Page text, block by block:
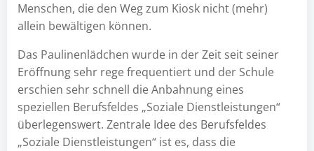
Menschen, die den Weg zum Kiosk nicht (mehr)
allein bewältigen können.
Das Paulinenlädchen wurde in der Zeit seit seiner
Eröffnung sehr rege frequentiert und der Schule
erschien sehr schnell die Anbahnung eines
speziellen Berufsfeldes „Soziale Dienstleistungen“
überlegenswert. Zentrale Idee des Berufsfeldes
„Soziale Dienstleistungen“ ist es, dass die